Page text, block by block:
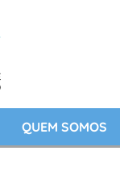
QUEM SOMOS